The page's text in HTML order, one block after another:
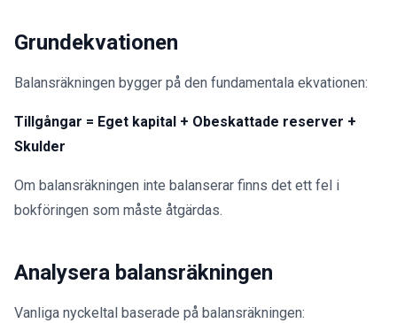
Grundekvationen
Balansräkningen bygger på den fundamentala ekvationen:
Tillgångar = Eget kapital + Obeskattade reserver +
Skulder
Om balansräkningen inte balanserar finns det ett fel i
bokföringen som måste åtgärdas.
Analysera balansräkningen
Vanliga nyckeltal baserade på balansräkningen: